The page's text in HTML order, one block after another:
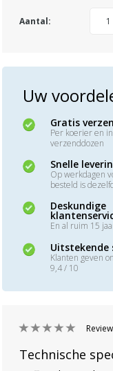
Aantal:
Uw
Gratis
Per koerier en
verzenddozen
Snelle
Op werkdagen
besteld is
Deskundige
En al ruim 15
Uitstekende
Klanten geven
9,4 / 10
Technische